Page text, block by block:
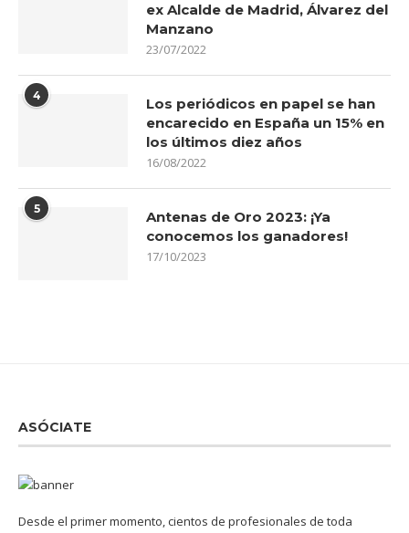
ex Alcalde de Madrid, Álvarez del
Manzano
23/07/2022
4
Los periódicos en papel se han
encarecido en España un 15% en
los últimos diez años
16/08/2022
5
Antenas de Oro 2023: ¡Ya
conocemos los ganadores!
17/10/2023
ASÓCIATE
Desde el primer momento, cientos de profesionales de toda